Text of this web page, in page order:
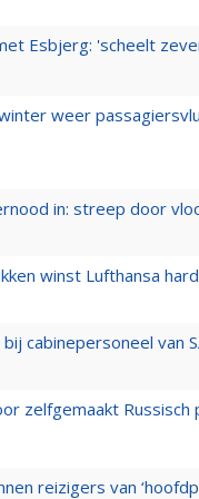
Esbjerg: 'scheelt
weer
in: streep door
winst Lufthansa
cabinepersoneel van
zelfgemaakt
reizigers van